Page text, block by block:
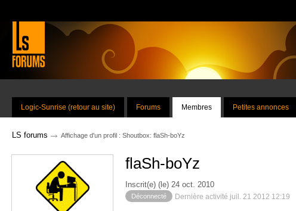
Logic-Sunrise (retour au site) Forums Membres Petites annonces
LS forums → Affichage d'un profil : Shoutbox: flaSh-boYz
flaSh-boYz
Inscrit(e) (le) 24 oct. 2010
Déconnecté Dernière activité juil. 21 2012 12:19